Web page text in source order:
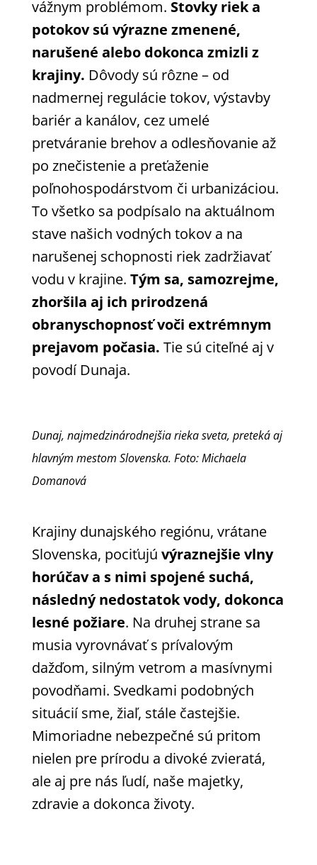
vážnym problémom. Stovky riek a
potokov sú výrazne zmenené,
narušené alebo dokonca zmizli z
krajiny. Dôvody sú rôzne – od
nadmernej regulácie tokov, výstavby
bariér a kanálov, cez umelé
pretváranie brehov a odlesňovanie až
po znečistenie a preťaženie
poľnohospodárstvom či urbanizáciou.
To všetko sa podpísalo na aktuálnom
stave našich vodných tokov a na
narušenej schopnosti riek zadržiavať
vodu v krajine. Tým sa, samozrejme,
zhoršila aj ich prirodzená
obranyschopnosť voči extrémnym
prejavom počasia. Tie sú citeľné aj v
povodí Dunaja.
Dunaj, najmedzinárodnejšia rieka sveta, preteká aj
hlavným mestom Slovenska. Foto: Michaela
Domanová
Krajiny dunajského regiónu, vrátane
Slovenska, pociťujú výraznejšie vlny
horúčav a s nimi spojené suchá,
následný nedostatok vody, dokonca
lesné požiare. Na druhej strane sa
musia vyrovnávať s prívalovým
dažďom, silným vetrom a masívnymi
povodňami. Svedkami podobných
situácií sme, žiaľ, stále častejšie.
Mimoriadne nebezpečné sú pritom
nielen pre prírodu a divoké zvieratá,
ale aj pre nás ľudí, naše majetky,
zdravie a dokonca životy.